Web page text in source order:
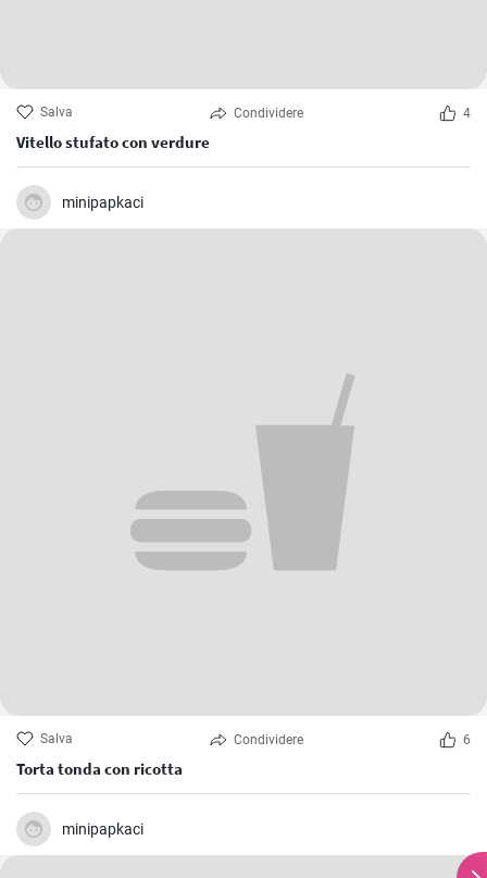
Salva Condividere 4
Vitello stufato con verdure
minipapkaci
Salva Condividere 6
Torta tonda con ricotta
minipapkaci